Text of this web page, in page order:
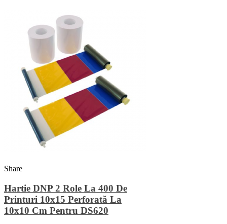
Share
Hartie DNP 2 Role La 400 De
Printuri 10x15 Perforată La
10x10 Cm Pentru DS620